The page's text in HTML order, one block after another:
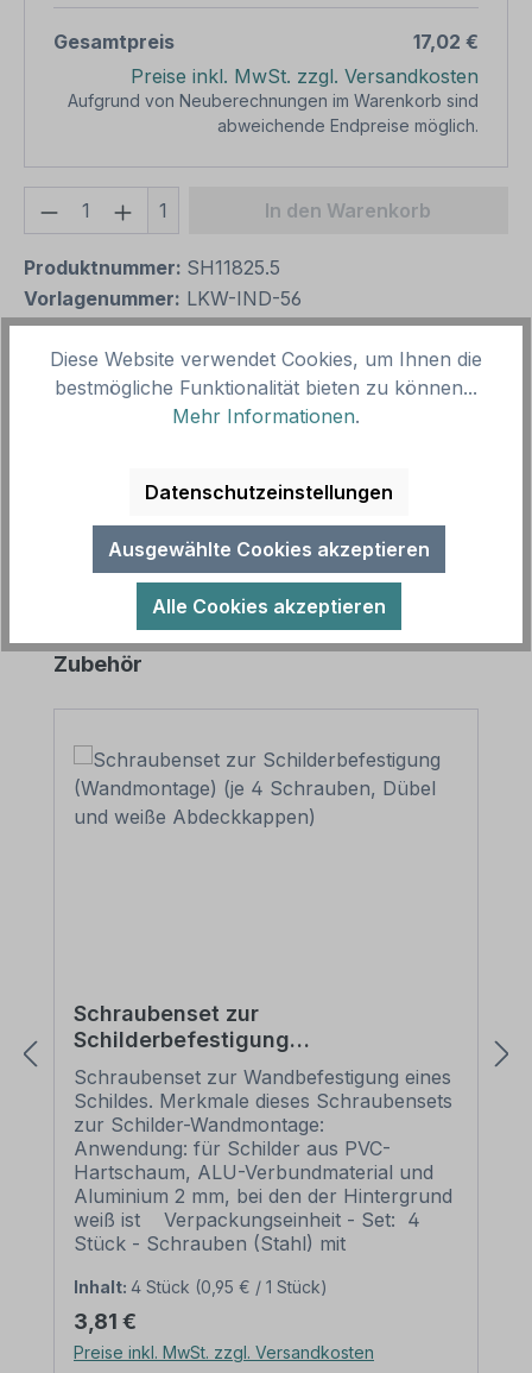
Gesamtpreis
17,02 €
Preise inkl. MwSt. zzgl. Versandkosten
Aufgrund von Neuberechnungen im Warenkorb sind
abweichende Endpreise möglich.
Produkt Anzahl: Gib den
1 In den Warenkorb
Produktnummer: SH11825.5
Vorlagenummer: LKW-IND-56
Beschreibung
Originelles Truck / LKW-Schild mit Wunschtext und
Produktgalerie überspringen
Zubehör
Schraubenset zur
Schilderbefestigung
(Wandmontage) (je 4 Schrauben,
Dübel und weiße Abdeckkappen)
Schraubenset zur Wandbefestigung eines
Schildes. Merkmale dieses Schraubensets
zur Schilder-Wandmontage:
Anwendung: für Schilder aus PVC-
Hartschaum, ALU-Verbundmaterial und
Aluminium 2 mm, bei den der Hintergrund
weiß ist Verpackungseinheit - Set: 4
Stück - Schrauben (Stahl) mit
Kopflochbohrung (AW-Antrieb) 4 Stück
- passende Kunststoffdübel 4 Stück -
Abdeckkappen in weiß, Ø 12 mm Bitte
beachten Sie: Die Schilderlöcher sollten
Inhalt: 4 Stück (0,95 € / 1 Stück)
Regulärer Preis:
3,81 €
Preise inkl. MwSt. zzgl. Versandkosten
Diese Website verwendet Cookies, um Ihnen die
bestmögliche Funktionalität bieten zu können...
Mehr Informationen.
Datenschutzeinstellungen
Ausgewählte Cookies akzeptieren
Alle Cookies akzeptieren